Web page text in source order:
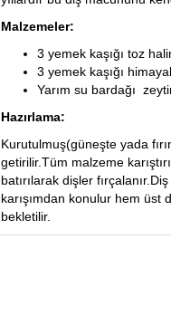
Malzemeler:
3 yemek kaşığı toz
3 yemek kaşığı
Yarım su bardağı
Hazırlama:
Kurutulmuş(güneşte yada
getirilir.Tüm malzeme
batırılarak dişler
karışımdan konulur hem
bekletilir.